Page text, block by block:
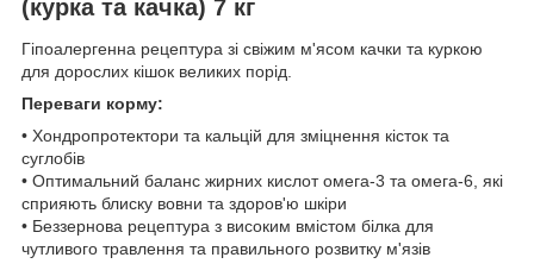
(курка та качка) 7 кг
Гіпоалергенна рецептура зі свіжим м'ясом качки та куркою
для дорослих кішок великих порід.
Переваги корму:
• Хондропротектори та кальцій для зміцнення кісток та
суглобів
• Оптимальний баланс жирних кислот омега-3 та омега-6, які
сприяють блиску вовни та здоров'ю шкіри
• Беззернова рецептура з високим вмістом білка для
чутливого травлення та правильного розвитку м'язів